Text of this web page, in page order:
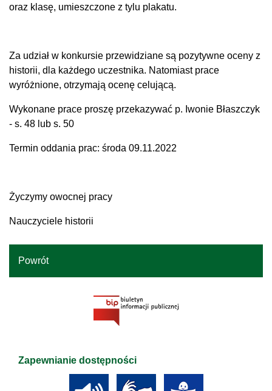
oraz klasę, umieszczone z tylu plakatu.
Za udział w konkursie przewidziane są pozytywne oceny z
historii, dla każdego uczestnika. Natomiast prace
wyróżnione, otrzymają ocenę celującą.
Wykonane prace proszę przekazywać p. Iwonie Błaszczyk
- s. 48 lub s. 50
Termin oddania prac: środa 09.11.2022
Życzymy owocnej pracy
Nauczyciele historii
Powrót
Zapewnianie dostępności